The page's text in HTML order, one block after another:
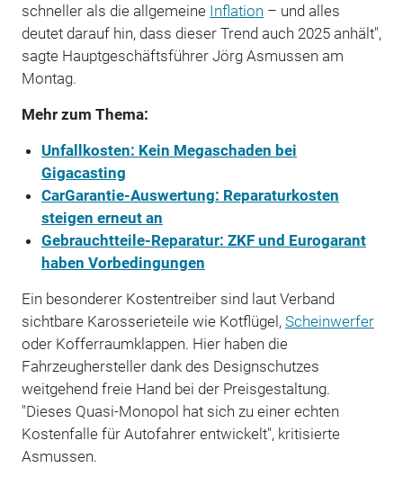
schneller als die allgemeine Inflation – und alles
deutet darauf hin, dass dieser Trend auch 2025 anhält",
sagte Hauptgeschäftsführer Jörg Asmussen am
Montag.
Mehr zum Thema:
Unfallkosten: Kein Megaschaden bei
Gigacasting
CarGarantie-Auswertung: Reparaturkosten
steigen erneut an
Gebrauchtteile-Reparatur: ZKF und Eurogarant
haben Vorbedingungen
Ein besonderer Kostentreiber sind laut Verband
sichtbare Karosserieteile wie Kotflügel, Scheinwerfer
oder Kofferraumklappen. Hier haben die
Fahrzeughersteller dank des Designschutzes
weitgehend freie Hand bei der Preisgestaltung.
"Dieses Quasi-Monopol hat sich zu einer echten
Kostenfalle für Autofahrer entwickelt", kritisierte
Asmussen.